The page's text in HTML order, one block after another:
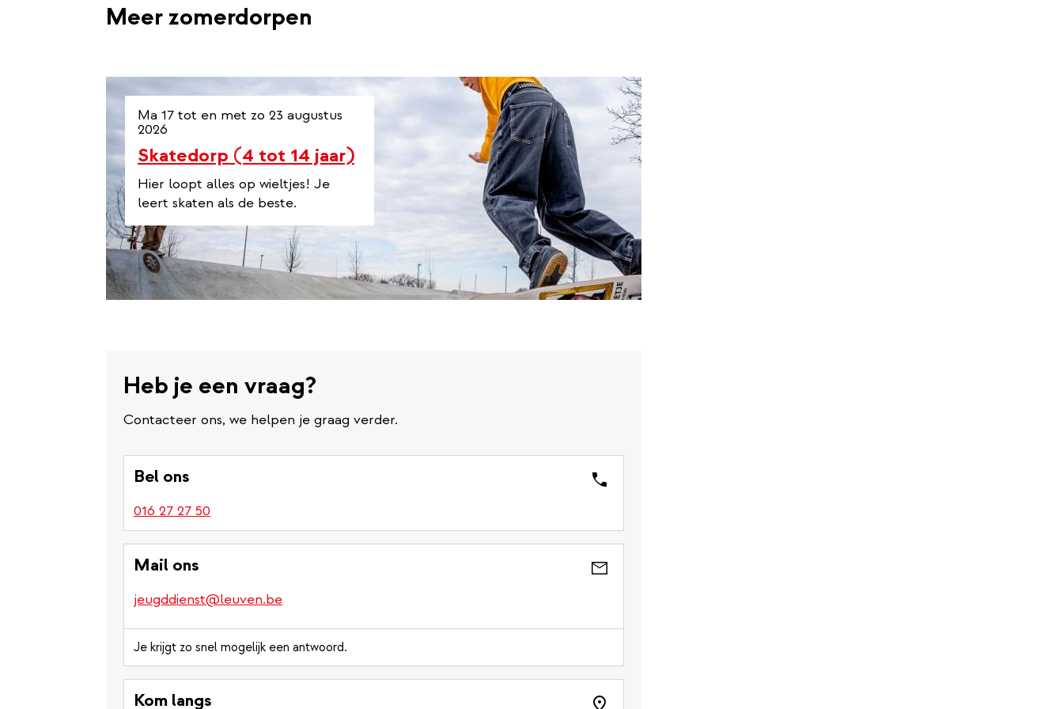
Meer zomerdorpen
Ma 17 tot en met zo 23 augustus
2026
Skatedorp (4 tot 14 jaar)
Hier loopt alles op wieltjes! Je
leert skaten als de beste.
Heb je een vraag?
Contacteer ons, we helpen je graag verder.
Bel ons
016 27 27 50
Mail ons
jeugddienst@leuven.be
Je krijgt zo snel mogelijk een antwoord.
Kom langs